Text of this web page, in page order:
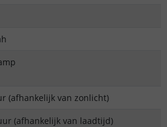
(afhankelijk van zonlicht)
(afhankelijk van laadtijd)